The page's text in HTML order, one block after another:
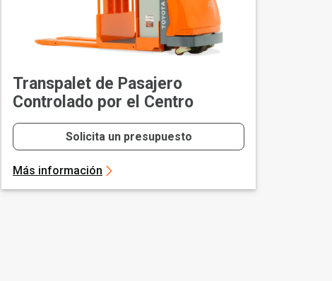
Transpalet de Pasajero
Controlado por el Centro
Solicita un presupuesto
Más información